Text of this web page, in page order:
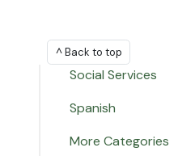
^ Back to top
Social Services
Spanish
More Categories